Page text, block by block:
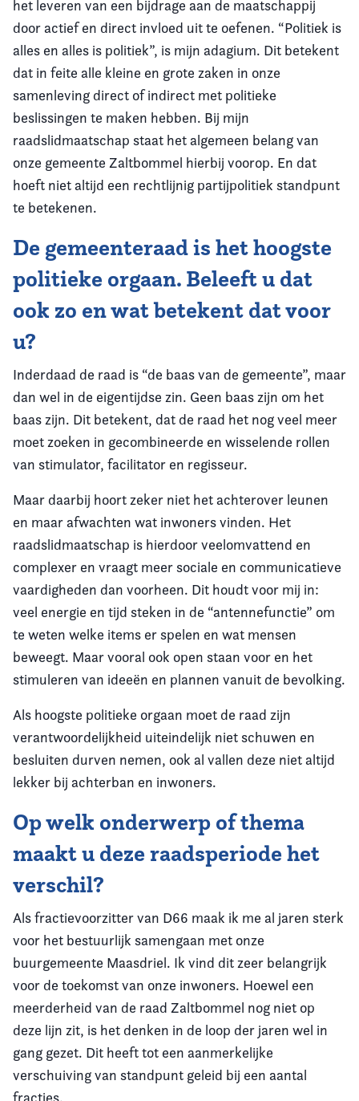
het leveren van een bijdrage aan de maatschappij
door actief en direct invloed uit te oefenen. “Politiek is
alles en alles is politiek”, is mijn adagium. Dit betekent
dat in feite alle kleine en grote zaken in onze
samenleving direct of indirect met politieke
beslissingen te maken hebben. Bij mijn
raadslidmaatschap staat het algemeen belang van
onze gemeente Zaltbommel hierbij voorop. En dat
hoeft niet altijd een rechtlijnig partijpolitiek standpunt
te betekenen.
De gemeenteraad is het hoogste
politieke orgaan. Beleeft u dat
ook zo en wat betekent dat voor
u?
Inderdaad de raad is “de baas van de gemeente”, maar
dan wel in de eigentijdse zin. Geen baas zijn om het
baas zijn. Dit betekent, dat de raad het nog veel meer
moet zoeken in gecombineerde en wisselende rollen
van stimulator, facilitator en regisseur.
Maar daarbij hoort zeker niet het achterover leunen
en maar afwachten wat inwoners vinden. Het
raadslidmaatschap is hierdoor veelomvattend en
complexer en vraagt meer sociale en communicatieve
vaardigheden dan voorheen. Dit houdt voor mij in:
veel energie en tijd steken in de “antennefunctie” om
te weten welke items er spelen en wat mensen
beweegt. Maar vooral ook open staan voor en het
stimuleren van ideeën en plannen vanuit de bevolking.
Als hoogste politieke orgaan moet de raad zijn
verantwoordelijkheid uiteindelijk niet schuwen en
besluiten durven nemen, ook al vallen deze niet altijd
lekker bij achterban en inwoners.
Op welk onderwerp of thema
maakt u deze raadsperiode het
verschil?
Als fractievoorzitter van D66 maak ik me al jaren sterk
voor het bestuurlijk samengaan met onze
buurgemeente Maasdriel. Ik vind dit zeer belangrijk
voor de toekomst van onze inwoners. Hoewel een
meerderheid van de raad Zaltbommel nog niet op
deze lijn zit, is het denken in de loop der jaren wel in
gang gezet. Dit heeft tot een aanmerkelijke
verschuiving van standpunt geleid bij een aantal
fracties.